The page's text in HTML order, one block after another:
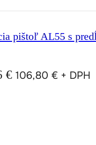
pištoľ AL55 s
€ 106,80 € + DPH